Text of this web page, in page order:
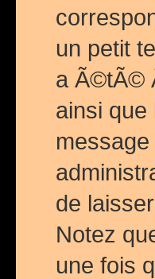
un petit
a Ã©tÃ©
ainsi
de
Notez
une fois